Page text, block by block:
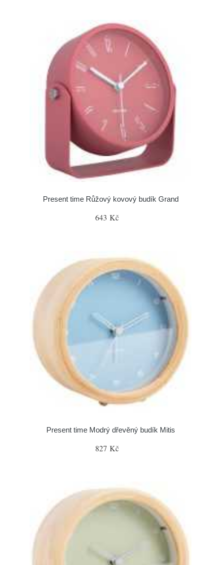
Present time Růžový kovový budík Grand
643 Kč
Present time Modrý dřevěný budík Mitis
827 Kč